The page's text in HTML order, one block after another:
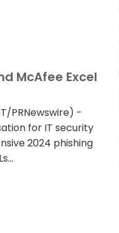
McAfee Excel
PRNewswire) -
for IT security
2024 phishing